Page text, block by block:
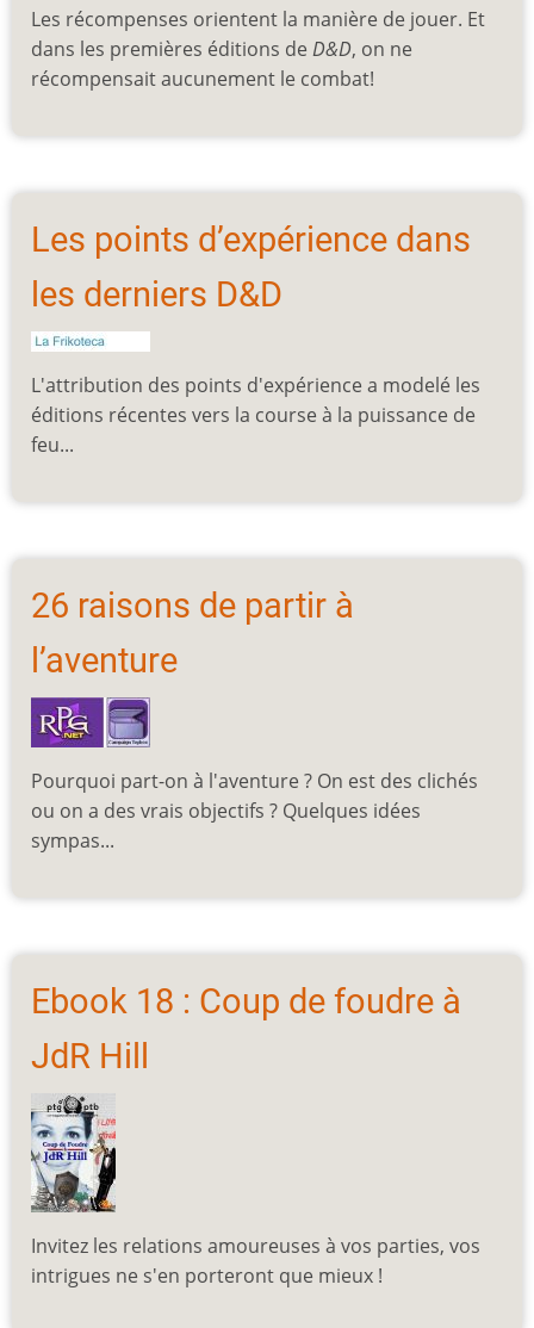
Les récompenses orientent la manière de jouer. Et
dans les premières éditions de D&D, on ne
récompensait aucunement le combat!
Les points d’expérience dans
les derniers D&D
L'attribution des points d'expérience a modelé les
éditions récentes vers la course à la puissance de
feu...
26 raisons de partir à
l’aventure
Pourquoi part-on à l'aventure ? On est des clichés
ou on a des vrais objectifs ? Quelques idées
sympas...
Ebook 18 : Coup de foudre à
JdR Hill
Invitez les relations amoureuses à vos parties, vos
intrigues ne s'en porteront que mieux !